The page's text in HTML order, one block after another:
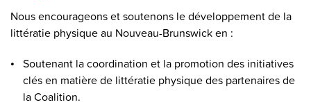
Nous encourageons et soutenons le développement de la
littératie physique au Nouveau-Brunswick en :
Soutenant la coordination et la promotion des initiatives
clés en matière de littératie physique des partenaires de
la Coalition.